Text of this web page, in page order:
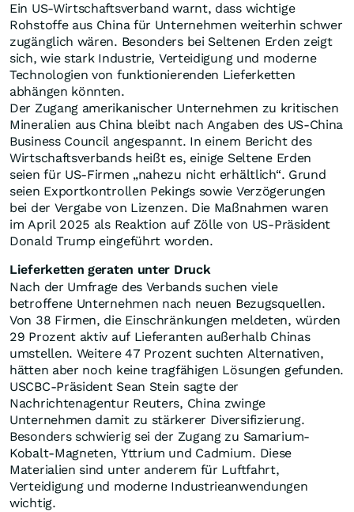
Ein US-Wirtschaftsverband warnt, dass wichtige
Rohstoffe aus China für Unternehmen weiterhin schwer
zugänglich wären. Besonders bei Seltenen Erden zeigt
sich, wie stark Industrie, Verteidigung und moderne
Technologien von funktionierenden Lieferketten
abhängen könnten.
Der Zugang amerikanischer Unternehmen zu kritischen
Mineralien aus China bleibt nach Angaben des US-China
Business Council angespannt. In einem Bericht des
Wirtschaftsverbands heißt es, einige Seltene Erden
seien für US-Firmen „nahezu nicht erhältlich“. Grund
seien Exportkontrollen Pekings sowie Verzögerungen
bei der Vergabe von Lizenzen. Die Maßnahmen waren
im April 2025 als Reaktion auf Zölle von US-Präsident
Donald Trump eingeführt worden.
Lieferketten geraten unter Druck
Nach der Umfrage des Verbands suchen viele
betroffene Unternehmen nach neuen Bezugsquellen.
Von 38 Firmen, die Einschränkungen meldeten, würden
29 Prozent aktiv auf Lieferanten außerhalb Chinas
umstellen. Weitere 47 Prozent suchten Alternativen,
hätten aber noch keine tragfähigen Lösungen gefunden.
USCBC-Präsident Sean Stein sagte der
Nachrichtenagentur Reuters, China zwinge
Unternehmen damit zu stärkerer Diversifizierung.
Besonders schwierig sei der Zugang zu Samarium-
Kobalt-Magneten, Yttrium und Cadmium. Diese
Materialien sind unter anderem für Luftfahrt,
Verteidigung und moderne Industrieanwendungen
wichtig.